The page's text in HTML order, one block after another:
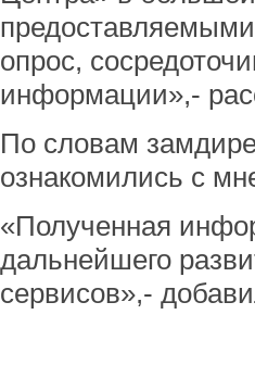
опрос,
информации»,-
По словам
ознакомились с
«Полученная
дальнейшего
сервисов»,-